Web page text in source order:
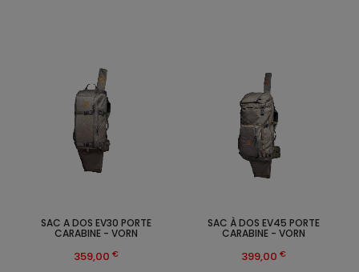
SAC À DOS EV45 PORTE
CARABINE - VORN
399,00 €
SAC A DOS EV30 PORTE
CARABINE - VORN
359,00 €